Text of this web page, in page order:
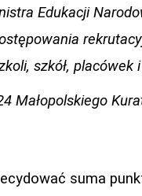
Edukacji
szkół,
Małopolskiego
suma